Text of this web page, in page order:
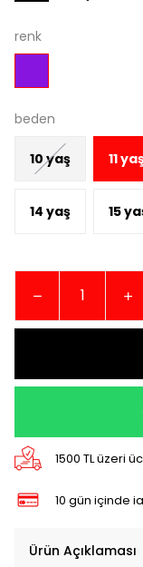
renk
beden
10 yaş 11
14 yaş 15
1500 TL üzeri
10 gün içinde
Ürün Açıklaması